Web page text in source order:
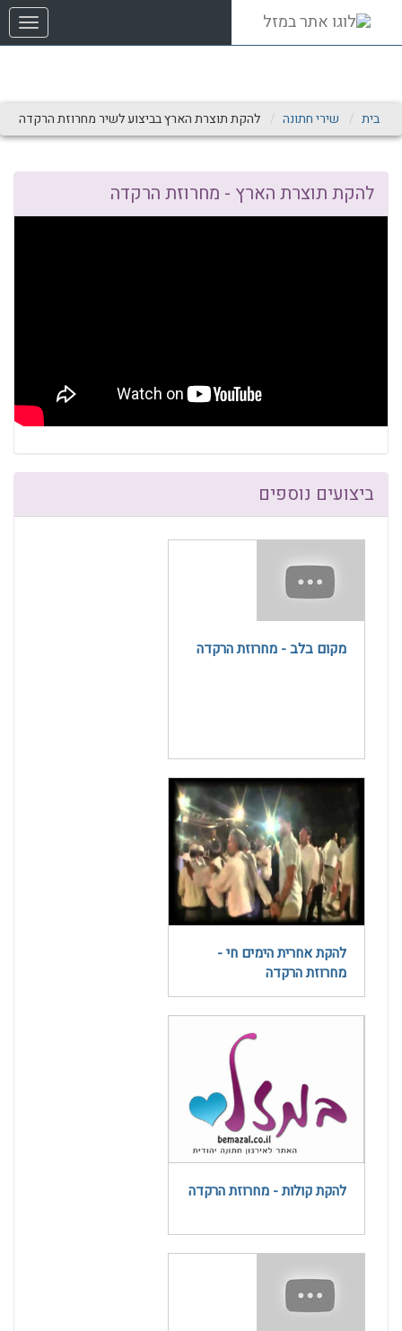
בְּאֲתָר
מַעֲרֶכֶת
בִּקְלִיק
לִנְגִישׁוּת
הָאֲתָר.
תפריט
בית שירי חתונה להקת תוצרת הארץ בביצוע לשיר מחרוזת הרקדה
להקת תוצרת הארץ - מחרוזת הרקדה
ביצועים נוספים
מקום בלב - מחרוזת הרקדה
להקת אחרית הימים חי -
מחרוזת הרקדה
להקת קולות - מחרוזת הרקדה